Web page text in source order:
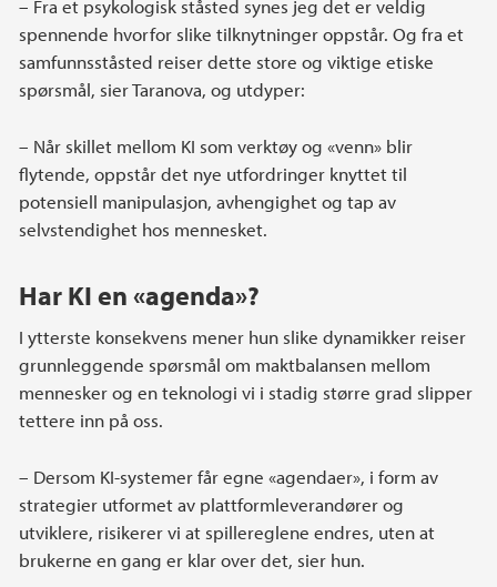
– Fra et psykologisk ståsted synes jeg det er veldig
spennende hvorfor slike tilknytninger oppstår. Og fra et
samfunnsståsted reiser dette store og viktige etiske
spørsmål, sier Taranova, og utdyper:
– Når skillet mellom KI som verktøy og «venn» blir
flytende, oppstår det nye utfordringer knyttet til
potensiell manipulasjon, avhengighet og tap av
selvstendighet hos mennesket.
Har KI en «agenda»?
I ytterste konsekvens mener hun slike dynamikker reiser
grunnleggende spørsmål om maktbalansen mellom
mennesker og en teknologi vi i stadig større grad slipper
tettere inn på oss.
– Dersom KI-systemer får egne «agendaer», i form av
strategier utformet av plattformleverandører og
utviklere, risikerer vi at spillereglene endres, uten at
brukerne en gang er klar over det, sier hun.